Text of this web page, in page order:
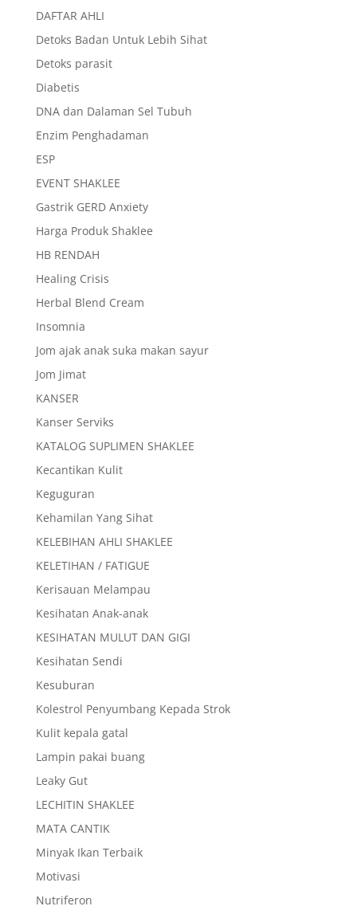
DAFTAR AHLI
Detoks Badan Untuk Lebih Sihat
Detoks parasit
Diabetis
DNA dan Dalaman Sel Tubuh
Enzim Penghadaman
ESP
EVENT SHAKLEE
Gastrik GERD Anxiety
Harga Produk Shaklee
HB RENDAH
Healing Crisis
Herbal Blend Cream
Insomnia
Jom ajak anak suka makan sayur
Jom Jimat
KANSER
Kanser Serviks
KATALOG SUPLIMEN SHAKLEE
Kecantikan Kulit
Keguguran
Kehamilan Yang Sihat
KELEBIHAN AHLI SHAKLEE
KELETIHAN / FATIGUE
Kerisauan Melampau
Kesihatan Anak-anak
KESIHATAN MULUT DAN GIGI
Kesihatan Sendi
Kesuburan
Kolestrol Penyumbang Kepada Strok
Kulit kepala gatal
Lampin pakai buang
Leaky Gut
LECHITIN SHAKLEE
MATA CANTIK
Minyak Ikan Terbaik
Motivasi
Nutriferon